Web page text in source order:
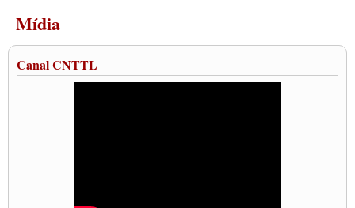
Mídia
Canal CNTTL